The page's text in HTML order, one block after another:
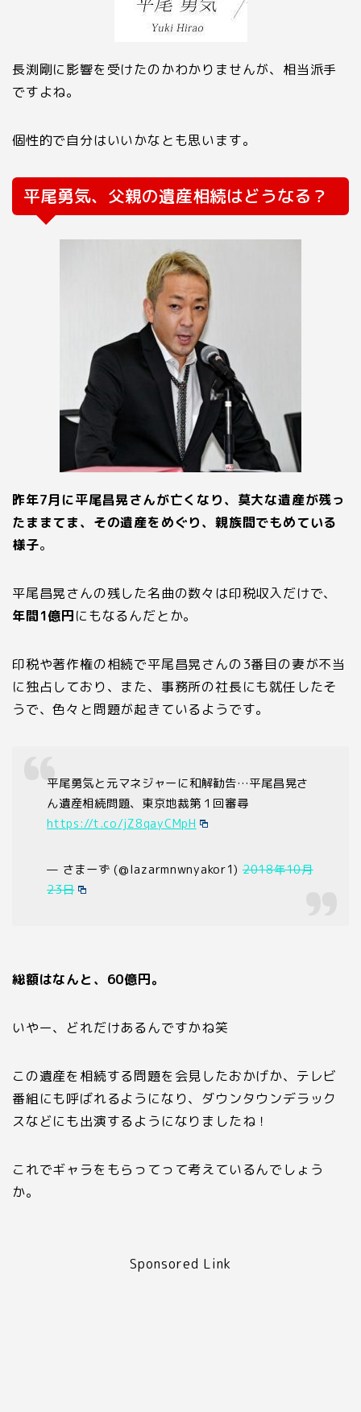
長渕剛に影響を受けたのかわかりませんが、相当派手
ですよね。
個性的で自分はいいかなとも思います。
平尾勇気、父親の遺産相続はどうなる？
昨年7月に平尾昌晃さんが亡くなり、莫大な遺産が残っ
たままてま、その遺産をめぐり、親族間でもめている
様子。
平尾昌晃さんの残した名曲の数々は印税収入だけで、
年間1億円にもなるんだとか。
印税や著作権の相続で平尾昌晃さんの3番目の妻が不当
に独占しており、また、事務所の社長にも就任したそ
うで、色々と問題が起きているようです。
平尾勇気と元マネジャーに和解勧告…平尾昌晃さ
ん遺産相続問題、東京地裁第１回審尋
https://t.co/jZ8qayCMpH
— さまーず (@lazarmnwnyakor1) 2018年10月
23日
総額はなんと、 60億円。
いやー、どれだけあるんですかね笑
この遺産を相続する問題を会見したおかげか、テレビ
番組にも呼ばれるようになり、ダウンタウンデラック
スなどにも出演するようになりましたね！
これでギャラをもらってって考えているんでしょう
か。
Sponsored Link